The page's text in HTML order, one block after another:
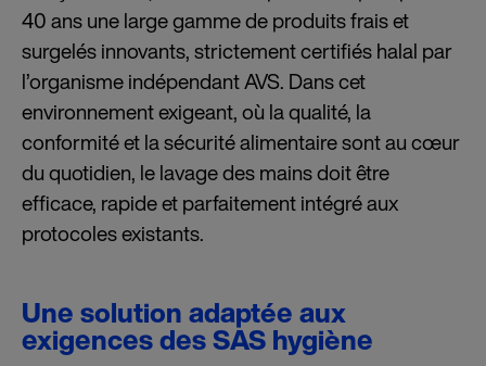
40 ans une large gamme de produits frais et
surgelés innovants, strictement certifiés halal par
l’organisme indépendant AVS. Dans cet
environnement exigeant, où la qualité, la
conformité et la sécurité alimentaire sont au cœur
du quotidien, le lavage des mains doit être
efficace, rapide et parfaitement intégré aux
protocoles existants.
Une solution adaptée aux
exigences des SAS hygiène